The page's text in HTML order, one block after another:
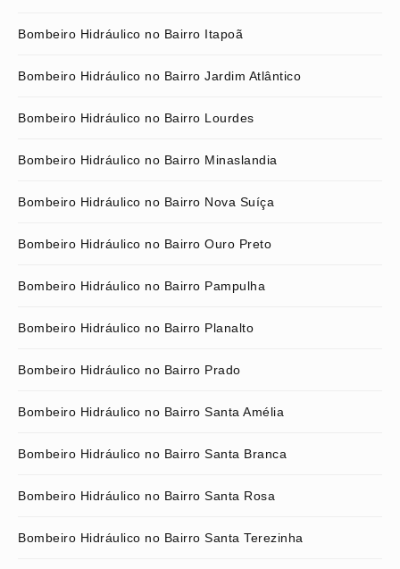
Bombeiro Hidráulico no Bairro Itapoã
Bombeiro Hidráulico no Bairro Jardim Atlântico
Bombeiro Hidráulico no Bairro Lourdes
Bombeiro Hidráulico no Bairro Minaslandia
Bombeiro Hidráulico no Bairro Nova Suíça
Bombeiro Hidráulico no Bairro Ouro Preto
Bombeiro Hidráulico no Bairro Pampulha
Bombeiro Hidráulico no Bairro Planalto
Bombeiro Hidráulico no Bairro Prado
Bombeiro Hidráulico no Bairro Santa Amélia
Bombeiro Hidráulico no Bairro Santa Branca
Bombeiro Hidráulico no Bairro Santa Rosa
Bombeiro Hidráulico no Bairro Santa Terezinha